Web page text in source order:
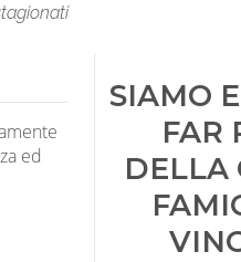
ed
SIAMO
FAR
DELLA